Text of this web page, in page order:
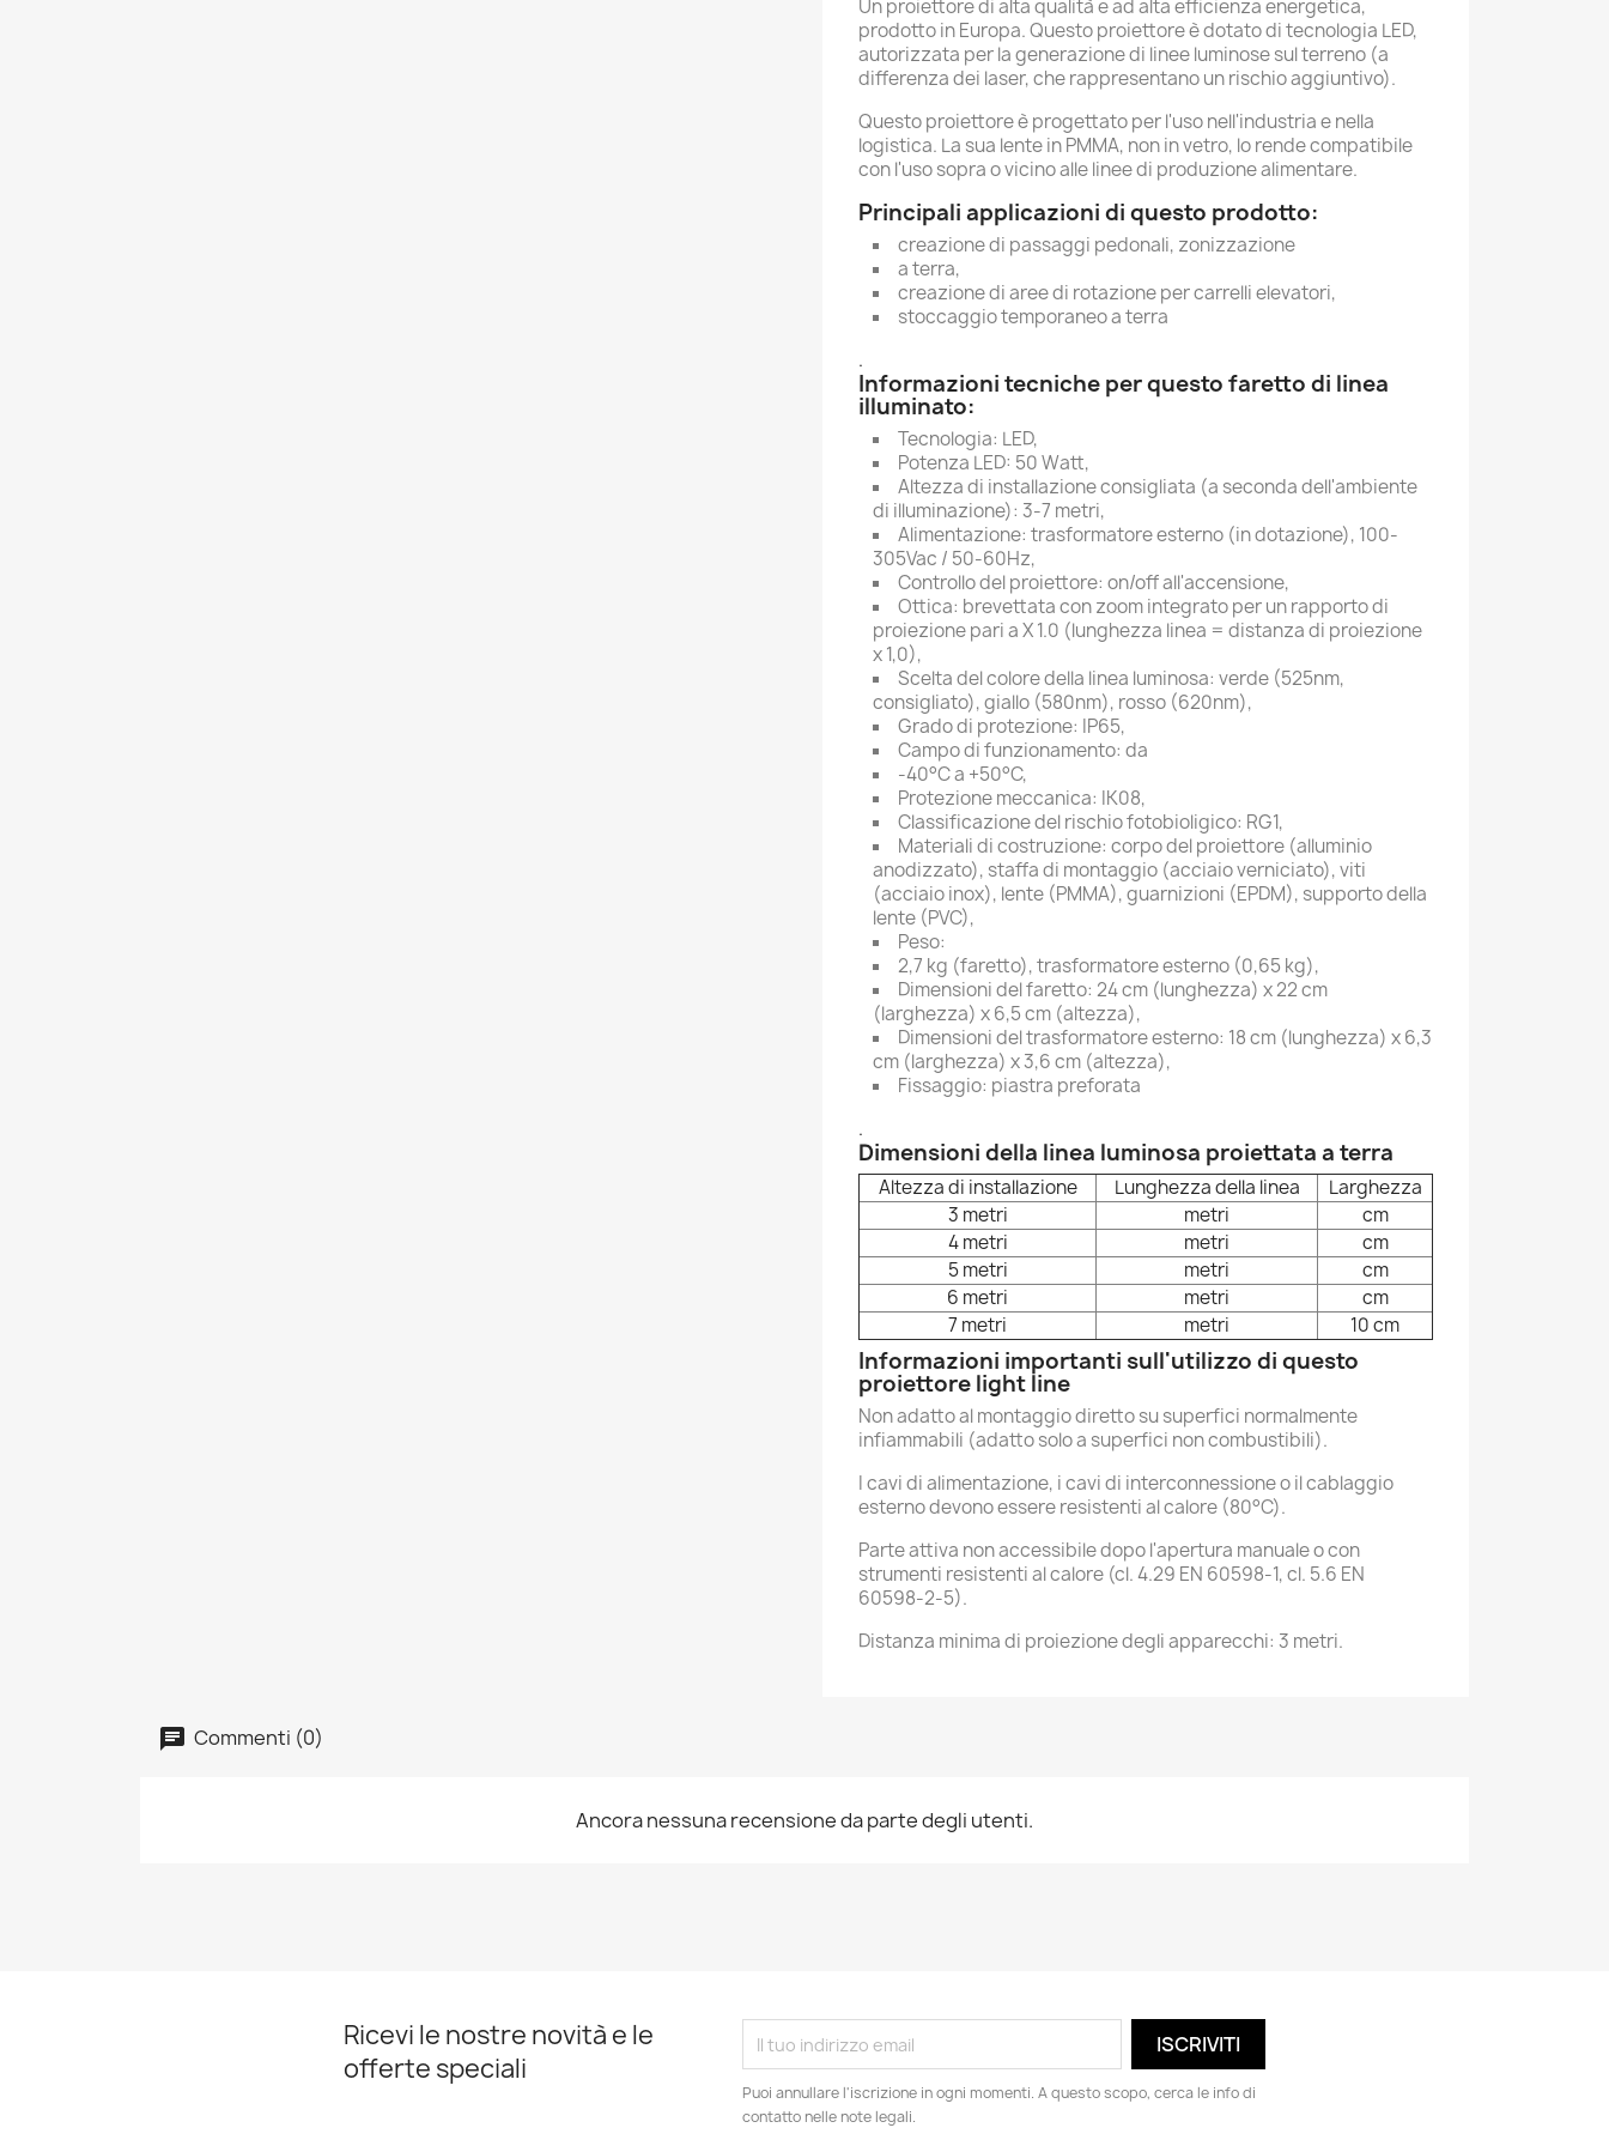
Un proiettore di alta qualità e ad alta efficienza energetica,
prodotto in Europa. Questo proiettore è dotato di tecnologia LED,
autorizzata per la generazione di linee luminose sul terreno (a
differenza dei laser, che rappresentano un rischio aggiuntivo).
Questo proiettore è progettato per l'uso nell'industria e nella
logistica. La sua lente in PMMA, non in vetro, lo rende compatibile
con l'uso sopra o vicino alle linee di produzione alimentare.
Principali applicazioni di questo prodotto:
creazione di passaggi pedonali, zonizzazione
a terra,
creazione di aree di rotazione per carrelli elevatori,
stoccaggio temporaneo a terra
.
Informazioni tecniche per questo faretto di linea
illuminato:
Tecnologia: LED,
Potenza LED: 50 Watt,
Altezza di installazione consigliata (a seconda dell'ambiente
di illuminazione): 3-7 metri,
Alimentazione: trasformatore esterno (in dotazione), 100-
305Vac / 50-60Hz,
Controllo del proiettore: on/off all'accensione,
Ottica: brevettata con zoom integrato per un rapporto di
proiezione pari a X 1.0 (lunghezza linea = distanza di proiezione
x 1,0),
Scelta del colore della linea luminosa: verde (525nm,
consigliato), giallo (580nm), rosso (620nm),
Grado di protezione: IP65,
Campo di funzionamento: da
-40°C a +50°C,
Protezione meccanica: IK08,
Classificazione del rischio fotobioligico: RG1,
Materiali di costruzione: corpo del proiettore (alluminio
anodizzato), staffa di montaggio (acciaio verniciato), viti
(acciaio inox), lente (PMMA), guarnizioni (EPDM), supporto della
lente (PVC),
Peso:
2,7 kg (faretto), trasformatore esterno (0,65 kg),
Dimensioni del faretto: 24 cm (lunghezza) x 22 cm
(larghezza) x 6,5 cm (altezza),
Dimensioni del trasformatore esterno: 18 cm (lunghezza) x 6,3
cm (larghezza) x 3,6 cm (altezza),
Fissaggio: piastra preforata
.
Dimensioni della linea luminosa proiettata a terra
Altezza di installazione Lunghezza della linea
Larghezza
3 metri
metri
cm
4 metri
metri
cm
5 metri
metri
cm
6 metri
metri
cm
7 metri
metri 10 cm
Informazioni importanti sull'utilizzo di questo
proiettore light line
Non adatto al montaggio diretto su superfici normalmente
infiammabili (adatto solo a superfici non combustibili).
I cavi di alimentazione, i cavi di interconnessione o il cablaggio
esterno devono essere resistenti al calore (80°C).
Parte attiva non accessibile dopo l'apertura manuale o con
strumenti resistenti al calore (cl. 4.29 EN 60598-1, cl. 5.6 EN
60598-2-5).
Distanza minima di proiezione degli apparecchi: 3 metri.
Commenti (0)
Ancora nessuna recensione da parte degli utenti.
Ricevi le nostre novità e le
offerte speciali
Puoi annullare l'iscrizione in ogni momenti. A questo scopo, cerca le info di
contatto nelle note legali.